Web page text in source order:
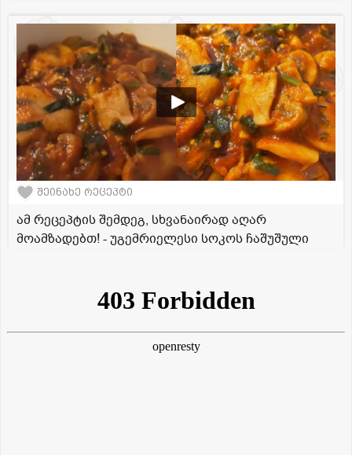
შეინახე რეცეპტი
ამ რეცეპტის შემდეგ, სხვანაირად აღარ
მოამზადებთ! - უგემრიელესი სოკოს ჩაშუშული